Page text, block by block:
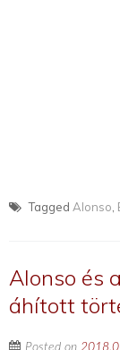
Tagged Alonso
Alonso és
áhított
Posted on